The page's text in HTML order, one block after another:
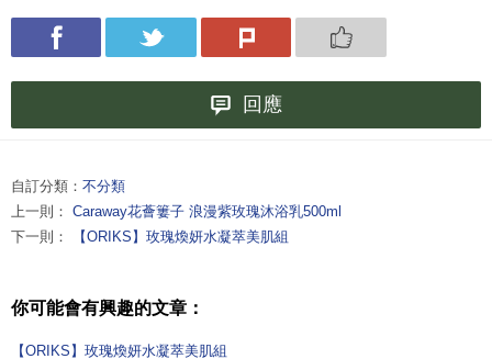
回應
自訂分類： 不分類
上一則： Caraway花薈簍子 浪漫紫玫瑰沐浴乳500ml
下一則：
【ORIKS】玫瑰煥妍水凝萃美肌組
你可能會有興趣的文章：
【ORIKS】玫瑰煥妍水凝萃美肌組